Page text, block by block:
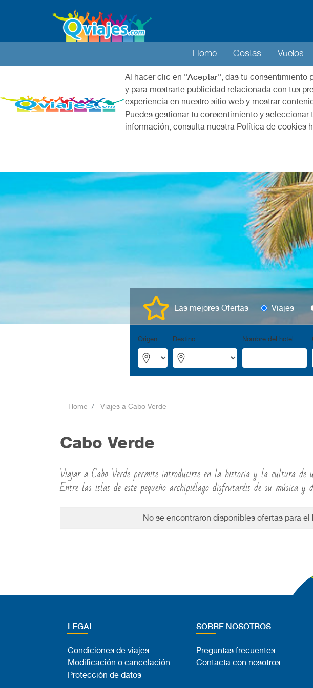
Home Costas Vuelos
Al hacer clic en "Aceptar", das tu consentimiento
y para mostrarte publicidad relacionada con tus
experiencia en nuestro sitio web y mostrar
Puedes gestionar tu consentimiento y
información, consulta nuestra Política de cookies
Las mejores Ofertas Viajes
Origen Destino Nombre del hotel
Home Viajes a Cabo Verde
Cabo Verde
Viajar a Cabo Verde permite introducirse en la historia y la cultura de
Entre las islas de este pequeño archipiélago disfrutaréis de su música
No se encontraron disponibles ofertas para
LEGAL
Condiciones de viajes
Modificación o cancelación
Protección de datos
SOBRE NOSOTROS
Preguntas frecuentes
Contacta con nosotros